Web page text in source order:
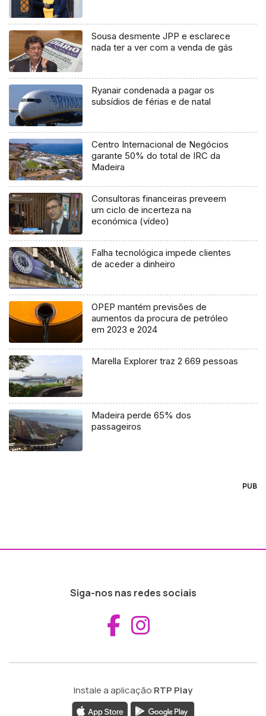
Sousa desmente JPP e esclarece
nada ter a ver com a venda de gás
Ryanair condenada a pagar os
subsídios de férias e de natal
Centro Internacional de Negócios
garante 50% do total de IRC da
Madeira
Consultoras financeiras preveem
um ciclo de incerteza na
económica (vídeo)
Falha tecnológica impede clientes
de aceder a dinheiro
OPEP mantém previsões de
aumentos da procura de petróleo
em 2023 e 2024
Marella Explorer traz 2 669 pessoas
Madeira perde 65% dos
passageiros
PUB
Siga-nos nas redes sociais
Aceder ao
Instale a aplicação RTP Play